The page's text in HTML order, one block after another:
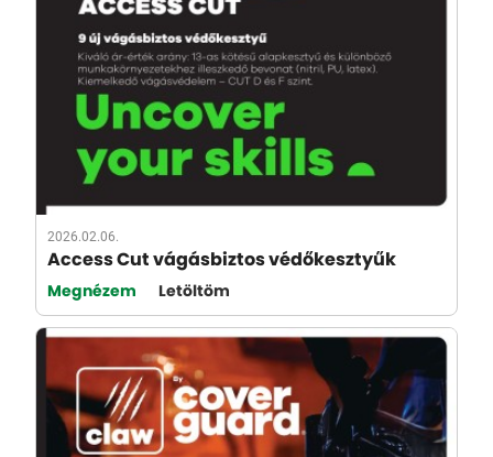
2026.02.06.
Access Cut vágásbiztos védőkesztyűk
Megnézem Letöltöm